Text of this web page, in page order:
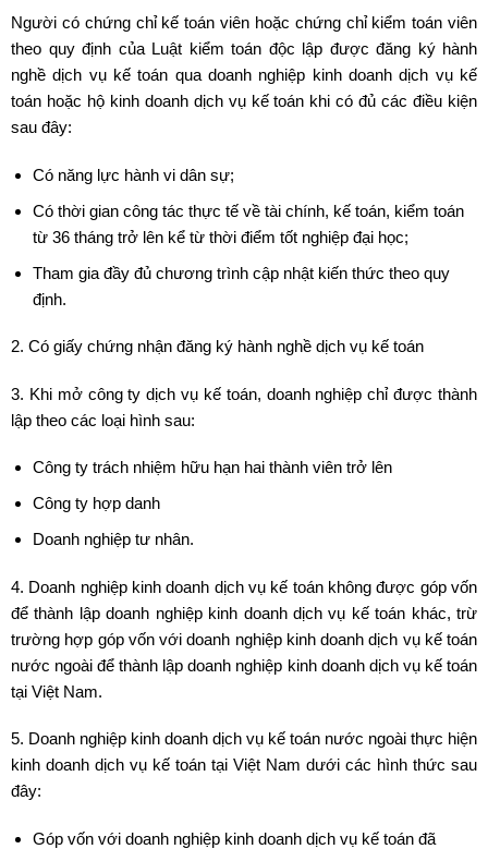
Người có chứng chỉ kế toán viên hoặc chứng chỉ kiểm toán viên
theo quy định của Luật kiểm toán độc lập được đăng ký hành
nghề dịch vụ kế toán qua doanh nghiệp kinh doanh dịch vụ kế
toán hoặc hộ kinh doanh dịch vụ kế toán khi có đủ các điều kiện
sau đây:
Có năng lực hành vi dân sự;
Có thời gian công tác thực tế về tài chính, kế toán, kiểm toán
từ 36 tháng trở lên kể từ thời điểm tốt nghiệp đại học;
Tham gia đầy đủ chương trình cập nhật kiến thức theo quy
định.
2. Có giấy chứng nhận đăng ký hành nghề dịch vụ kế toán
3. Khi mở công ty dịch vụ kế toán, doanh nghiệp chỉ được thành
lập theo các loại hình sau:
Công ty trách nhiệm hữu hạn hai thành viên trở lên
Công ty hợp danh
Doanh nghiệp tư nhân.
4. Doanh nghiệp kinh doanh dịch vụ kế toán không được góp vốn
để thành lập doanh nghiệp kinh doanh dịch vụ kế toán khác, trừ
trường hợp góp vốn với doanh nghiệp kinh doanh dịch vụ kế toán
nước ngoài để thành lập doanh nghiệp kinh doanh dịch vụ kế toán
tại Việt Nam.
5. Doanh nghiệp kinh doanh dịch vụ kế toán nước ngoài thực hiện
kinh doanh dịch vụ kế toán tại Việt Nam dưới các hình thức sau
đây:
Góp vốn với doanh nghiệp kinh doanh dịch vụ kế toán đã